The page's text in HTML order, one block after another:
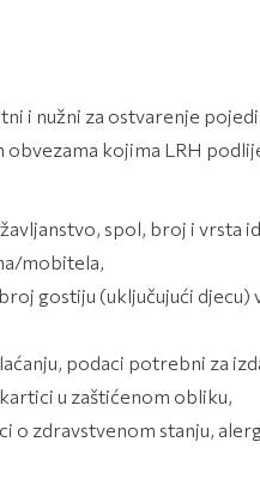
i nužni za ostvarenje
kojima LRH
spol, broj i vrsta
mobitela,
gostiju (uključujući
podaci potrebni za
u zaštićenom obliku,
zdravstvenom stanju,